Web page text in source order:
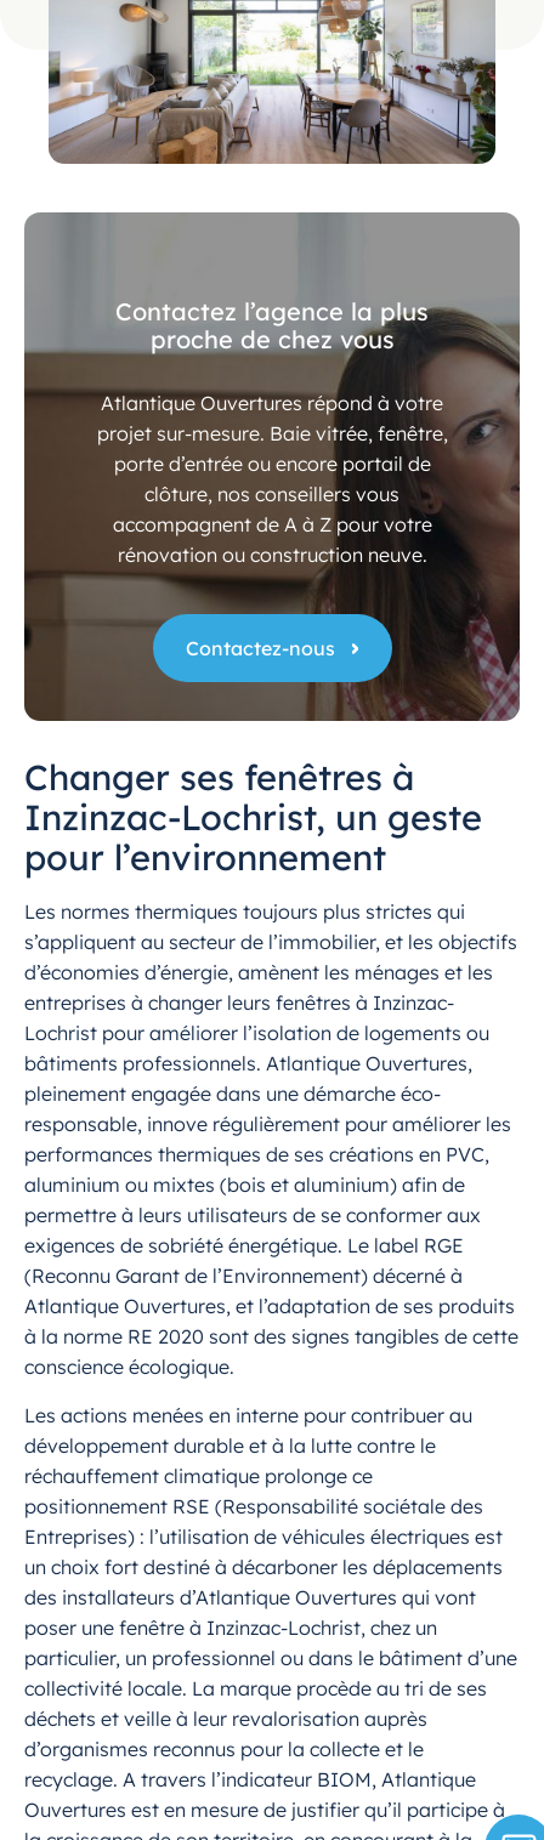
Contactez l’agence la plus
proche de chez vous
Atlantique Ouvertures répond à votre
projet sur-mesure. Baie vitrée, fenêtre,
porte d’entrée ou encore portail de
clôture, nos conseillers vous
accompagnent de A à Z pour votre
rénovation ou construction neuve.
Contactez-nous
Changer ses fenêtres à
Inzinzac-Lochrist, un geste
pour l’environnement
Les normes thermiques toujours plus strictes qui
s’appliquent au secteur de l’immobilier, et les objectifs
d’économies d’énergie, amènent les ménages et les
entreprises à changer leurs fenêtres à Inzinzac-
Lochrist pour améliorer l’isolation de logements ou
bâtiments professionnels. Atlantique Ouvertures,
pleinement engagée dans une démarche éco-
responsable, innove régulièrement pour améliorer les
performances thermiques de ses créations en PVC,
aluminium ou mixtes (bois et aluminium) afin de
permettre à leurs utilisateurs de se conformer aux
exigences de sobriété énergétique. Le label RGE
(Reconnu Garant de l’Environnement) décerné à
Atlantique Ouvertures, et l’adaptation de ses produits
à la norme RE 2020 sont des signes tangibles de cette
conscience écologique.
Les actions menées en interne pour contribuer au
développement durable et à la lutte contre le
réchauffement climatique prolonge ce
positionnement RSE (Responsabilité sociétale des
Entreprises) : l’utilisation de véhicules électriques est
un choix fort destiné à décarboner les déplacements
des installateurs d’Atlantique Ouvertures qui vont
poser une fenêtre à Inzinzac-Lochrist, chez un
particulier, un professionnel ou dans le bâtiment d’une
collectivité locale. La marque procède au tri de ses
déchets et veille à leur revalorisation auprès
d’organismes reconnus pour la collecte et le
recyclage. A travers l’indicateur BIOM, Atlantique
Ouvertures est en mesure de justifier qu’il participe à